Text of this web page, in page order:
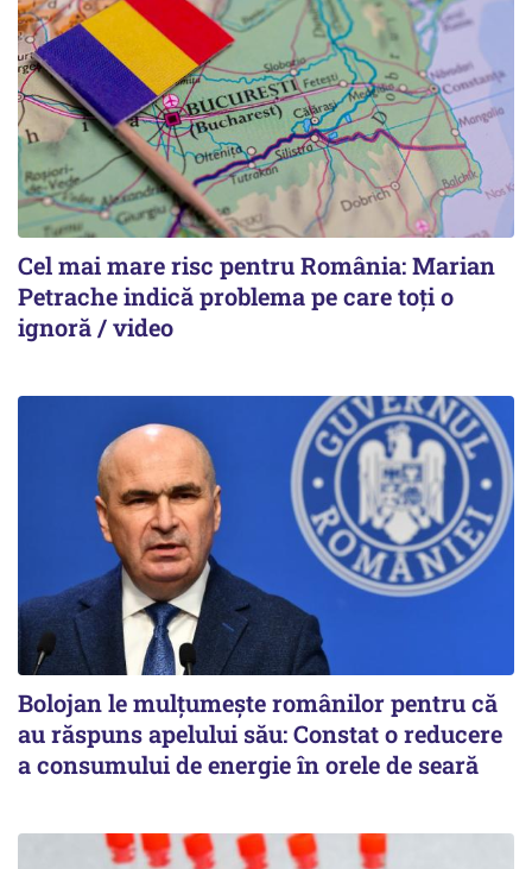
Cel mai mare risc pentru România: Marian
Petrache indică problema pe care toți o
ignoră / video
Bolojan le mulțumește românilor pentru că
au răspuns apelului său: Constat o reducere
a consumului de energie în orele de seară